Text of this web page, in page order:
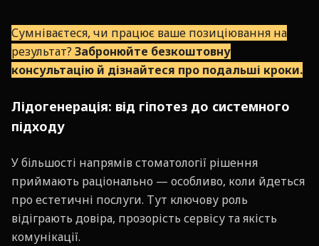
Сумніваєтеся, чи працює ваше позиціювання на
результат? Забронюйте безкоштовну
консультацію й дізнайтеся про подальші кроки.
Лідогенерація: від гіпотез до системного
підходу
У більшості напрямів стоматології рішення
приймають раціонально — особливо, коли йдеться
про естетичні послуги. Тут ключову роль
відіграють довіра, прозорість сервісу та якість
комунікації.